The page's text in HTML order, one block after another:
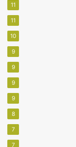
11
11
10
9
9
9
9
8
7
7